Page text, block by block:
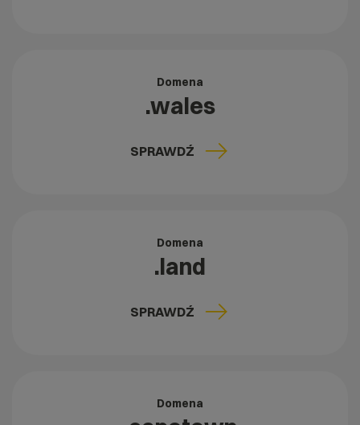
Domena
.wales
SPRAWDŹ
Domena
.land
SPRAWDŹ
Domena